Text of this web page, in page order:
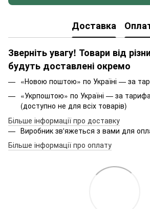
Доставка
Зверніть увагу! Товари від
будуть доставлені окремо
«Новою поштою» по Україні — за
«Укрпоштою» по Україні — за
(доступно не для всіх товарів)
Більше інформації про доставку
Виробник зв'яжеться з вами для
Більше інформації про оплату